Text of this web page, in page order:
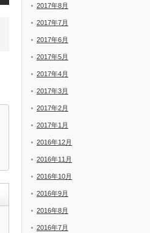
2017年8月
2017年7月
2017年6月
2017年5月
2017年4月
2017年3月
2017年2月
2017年1月
2016年12月
2016年11月
2016年10月
2016年9月
2016年8月
2016年7月